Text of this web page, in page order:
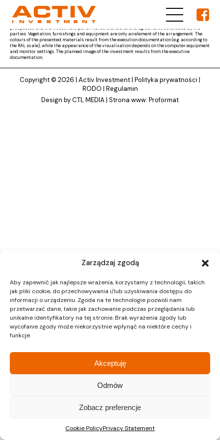
Zarządzaj zgodą
Aby zapewnić jak najlepsze wrażenia, korzystamy z technologii, takich
jak pliki cookie, do przechowywania i/lub uzyskiwania dostępu do
informacji o urządzeniu. Zgoda na te technologie pozwoli nam
przetwarzać dane, takie jak zachowanie podczas przeglądania lub
unikalne identyfikatory na tej stronie. Brak wyrażenia zgody lub
wycofanie zgody może niekorzystnie wpłynąć na niektóre cechy i
funkcje.
Akceptuję
Odmów
Zobacz preferencje
Cookie PolicyPrivacy Statement
The materials presented on ACTIV Investment's website are for reference only and the subject
matter of the developer's obligation results from the parties' agreement and the project
documentation approved by the competent authority, as well as other documents, i.e. the
prospectus and the investment performance standard, and agreements concluded by the
parties. Vegetation, furnishings and equipment are only an element of the arrangement. The
colours of the presented materials result from the execution documentation (e.g. according to
the RAL scale), while the appearance of the visualisation depends on the computer equipment
and monitor settings. The planned image of the investment results from the executive
documentation.
Copyright © 2026 | Activ Investment| Polityka prywatności |
RODO | Regulamin
Design by CTL MEDIA | Strona www: Proformat